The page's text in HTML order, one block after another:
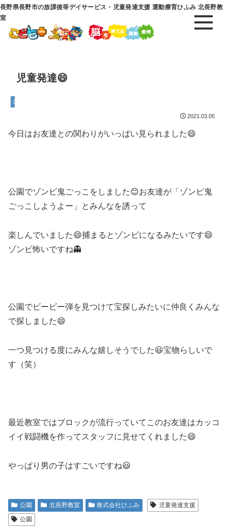
長野県長野市の放課後等デイサービス・児童発達支援 運動療育ひふみ 北長野教
室
児童発達😄
公園
2021.03.05
今日はお友達との関わりがいっぱい見られました😄
公園でゾンビ鬼ごっこをしました😊お友達が「ゾンビ鬼
ごっこしようよー」とみんなを誘って
楽しんでいました😄捕まるとゾンビになるみたいです😄
ゾンビ怖いですね👻
公園でビービー弾を見つけて宝探しみたいに仲良くみんな
で探しました😄
一つ見つける度にみんな嬉しそうでした😃宝物らしいで
す（笑）
最近教室ではブロックが流行っていてこのお友達はカッコ
イイ戦闘機を作ってスタッフに見せてくれました😄
やっぱり男の子はすごいですね😃
公園 北長野教室 株式会社ひふみ
児童発達支援
公園